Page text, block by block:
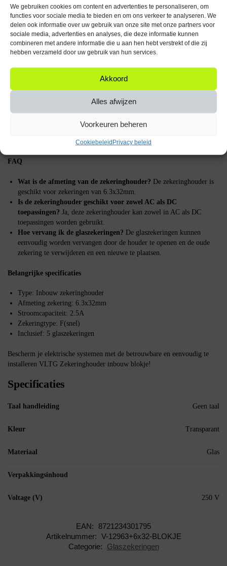
We gebruiken cookies om content en advertenties te personaliseren, om
functies voor sociale media te bieden en om ons verkeer te analyseren. We
delen ook informatie over uw gebruik van onze site met onze partners voor
sociale media, advertenties en analyses, die deze informatie kunnen
combineren met andere informatie die u aan hen hebt verstrekt of die zij
hebben verzameld door uw gebruik van hun services.
Akkoord
Alles afwijzen
Voorkeuren beheren
CookiebeleidPrivacy beleid
Deze zekeringhouder wordt geleverd met 5 glaszekeringen, zodat je
direct aan de slag kunt. De glaszekeringen zijn van hoge kwaliteit en
zorgen voor een betrouwbare werking van je elektrische systemen. Dit
betekent dat je niet apart op zoek hoeft naar de juiste zekeringen, wat tijd
De VLTG Zekeringhouder inbouw blokje werkt door een glaszekering te
huisvesten die de stroomkring beschermt. Bij overbelasting of
kortsluiting smelt de zekering, waardoor de stroomkring wordt
eenvoudig worden vervangen, zodat je systeem snel weer operationeel is.
FAQ
Wat is de afmeting van de zekeringhouder? De zekeringhouder is
geschikt voor zekeringen van 6.3x32mm.
Is de zekeringhouder geschikt voor zowel AC als DC
toepassingen? Ja, deze zekeringhouder kan zowel in AC als DC
toepassingen worden gebruikt.
Hoe vervang ik de glaszekeringen? De glaszekeringen kunnen
eenvoudig worden vervangen door de houder te openen en de oude
zekering te verwijderen en een nieuwe te plaatsen.
Belangrijke specificaties
Type: Inbouw zekeringhouder
Afmeting zekering: 6.3x32mm
Stroomcapaciteit: 2.5A
Zekeringtype: F(snel)
Inclusief: 5 glaszekeringen
Bescherm je elektrische systemen met de betrouwbare en eenvoudig te
installeren VLTG Zekeringhouder inbouw blokje!
Specificaties
Taal handleiding Geen taal
Kleur Transparant
Materiaal Glas
Verpakkingsinhoud
Voltage (V) 250 V
EAN:
8721234301795
Artikelnummer: V-12963+6x32-BLOKJE
Categorie:
Glaszekeringen